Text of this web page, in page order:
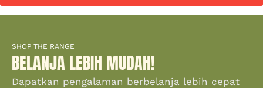
SHOP THE RANGE
BELANJA LEBIH MUDAH!
Dapatkan pengalaman berbelanja lebih cepat